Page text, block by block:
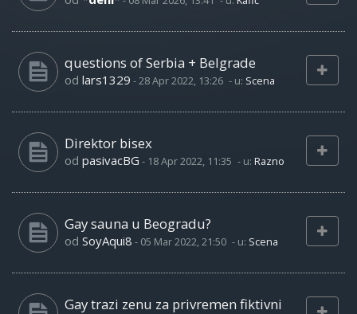
questions of Serbia + Belgrade
od lars1329 -28 Apr 2022, 13:26 - u: Scena
Direktor bisex
od pasivacBG - 18 Apr 2022, 11:35 - u: Razno
Gay sauna u Beogradu?
od SoyAqui8 - 05 Mar 2022, 21:50 - u: Scena
Gay trazi zenu za privremen fiktivni